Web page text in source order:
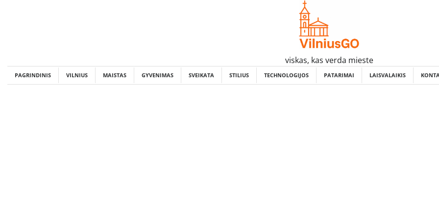
viskas, kas verda mieste
PAGRINDINIS VILNIUS MAISTAS GYVENIMAS SVEIKATA STILIUS TECHNOLOGIJOS PATARIMAI LAISVALAIKIS